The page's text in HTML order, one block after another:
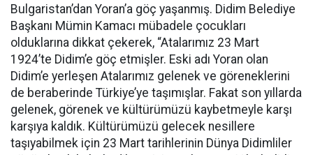
Bulgaristan’dan Yoran’a göç yaşanmış. Didim Belediye
Başkanı Mümin Kamacı mübadele çocukları
olduklarına dikkat çekerek, “Atalarımız 23 Mart
1924’te Didim’e göç etmişler. Eski adı Yoran olan
Didim’e yerleşen Atalarımız gelenek ve göreneklerini
de beraberinde Türkiye’ye taşımışlar. Fakat son yıllarda
gelenek, görenek ve kültürümüzü kaybetmeyle karşı
karşıya kaldık. Kültürümüzü gelecek nesillere
taşıyabilmek için 23 Mart tarihlerinin Dünya Didimliler